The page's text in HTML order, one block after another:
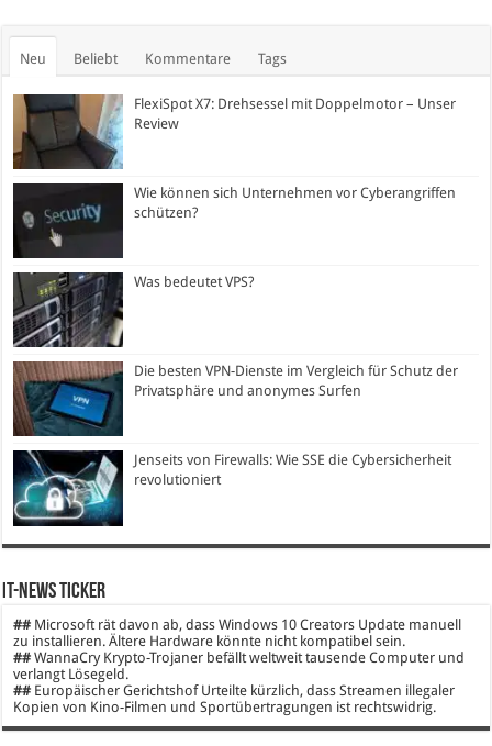
Neu Beliebt Kommentare Tags
FlexiSpot X7: Drehsessel mit Doppelmotor – Unser
Review
Wie können sich Unternehmen vor Cyberangriffen
schützen?
Was bedeutet VPS?
Die besten VPN-Dienste im Vergleich für Schutz der
Privatsphäre und anonymes Surfen
Jenseits von Firewalls: Wie SSE die Cybersicherheit
revolutioniert
IT-News Ticker
## Microsoft rät davon ab, dass Windows 10 Creators Update manuell
zu installieren. Ältere Hardware könnte nicht kompatibel sein.
## WannaCry Krypto-Trojaner befällt weltweit tausende Computer und
verlangt Lösegeld.
## Europäischer Gerichtshof Urteilte kürzlich, dass Streamen illegaler
Kopien von Kino-Filmen und Sportübertragungen ist rechtswidrig.